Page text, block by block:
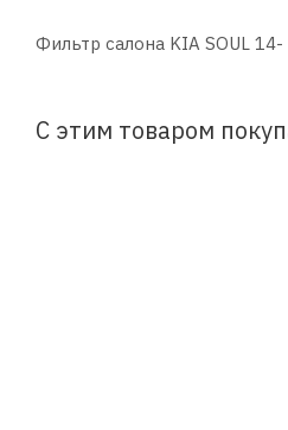
Фильтр салона KIA SOUL 14-
С этим товаром